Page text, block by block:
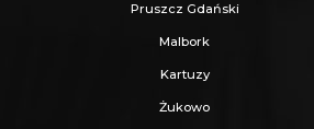
znajdują się liczne obiekty
Port Rumia Auchan, a także
sportu i rekreacji, co czyni tę
do codziennego życia.
Pruszcz Gdański
Malbork
Kartuzy
Żukowo